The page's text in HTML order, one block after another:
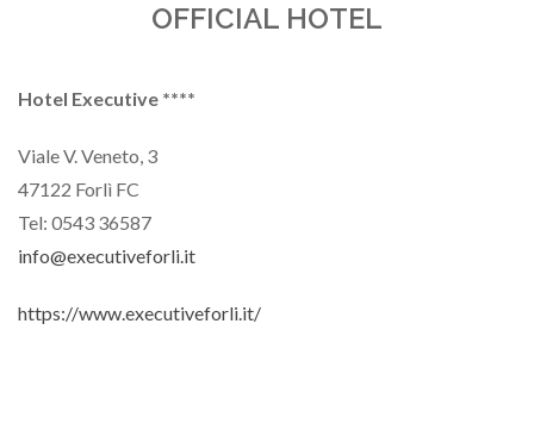
OFFICIAL HOTEL
Hotel Executive ****
Viale V. Veneto, 3
47122 Forlì FC
Tel: 0543 36587
info@executiveforli.it
https://www.executiveforli.it/